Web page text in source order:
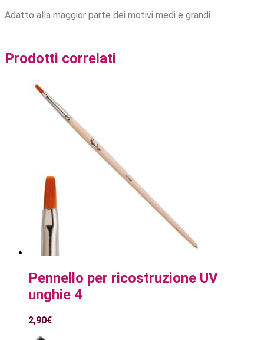
Adatto alla maggior parte dei motivi medi e grandi
Prodotti correlati
Pennello per ricostruzione UV
unghie 4
2,90€